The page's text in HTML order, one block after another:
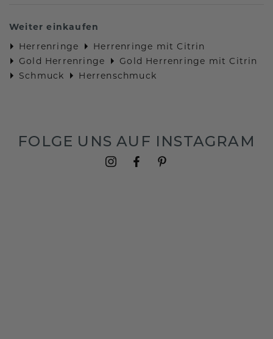
Weiter einkaufen
Herrenringe
Herrenringe mit Citrin
Gold Herrenringe
Gold Herrenringe mit Citrin
Schmuck
Herrenschmuck
FOLGE UNS AUF INSTAGRAM